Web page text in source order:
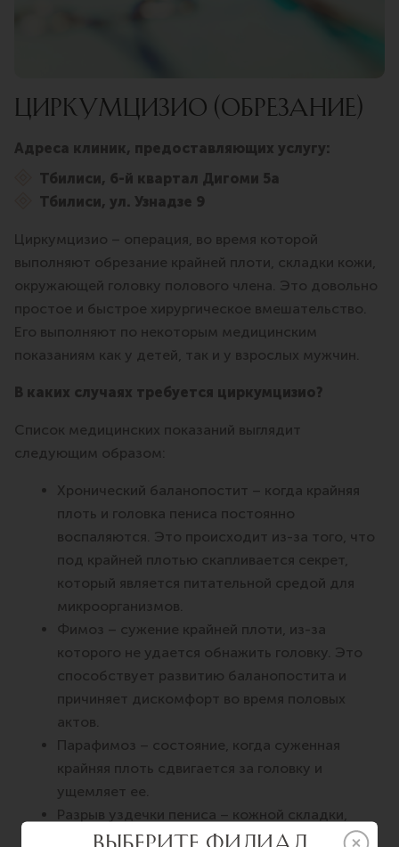
ЦИРКУМЦИЗИО (ОБРЕЗАНИЕ)
Адреса клиник, предоставляющих услугу:
Тбилиси, 6-й квартал Дигоми 5а
Тбилиси, ул. Узнадзе 9
Циркумцизио – операция, во время которой
выполняют обрезание крайней плоти, складки кожи,
окружающей головку полового члена. Это довольно
простое и быстрое хирургическое вмешательство.
Его выполняют по некоторым медицинским
показаниям как у детей, так и у взрослых мужчин.
В каких случаях требуется циркумцизио?
Список медицинских показаний выглядит
следующим образом:
Хронический баланопостит – когда крайняя
плоть и головка пениса постоянно
воспаляются. Это происходит из-за того, что
под крайней плотью скапливается секрет,
который является питательной средой для
микроорганизмов.
Фимоз – сужение крайней плоти, из-за
которого не удается обнажить головку. Это
способствует развитию баланопостита и
причиняет дискомфорт во время половых
актов.
Парафимоз – состояние, когда суженная
крайняя плоть сдвигается за головку и
ущемляет ее.
Разрыв уздечки пениса – кожной складки,
которая соединяет головку с крайней плотью.